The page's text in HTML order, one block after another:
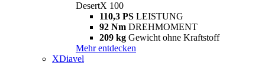
DesertX 100
110,3 PS LEISTUNG
92 Nm DREHMOMENT
209 kg Gewicht ohne Kraftstoff
Mehr entdecken
XDiavel